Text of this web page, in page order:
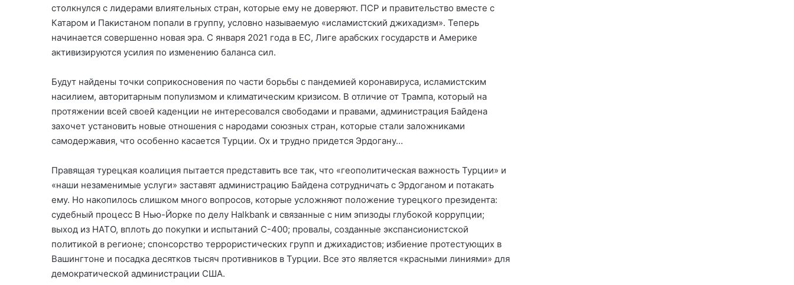
столкнулся с лидерами влиятельных стран, которые ему не доверяют. ПСР и правительство вместе с
Катаром и Пакистаном попали в группу, условно называемую «исламистский джихадизм». Теперь
начинается совершенно новая эра. С января 2021 года в ЕС, Лиге арабских государств и Америке
активизируются усилия по изменению баланса сил.
Будут найдены точки соприкосновения по части борьбы с пандемией коронавируса, исламистским
насилием, авторитарным популизмом и климатическим кризисом. В отличие от Трампа, который на
протяжении всей своей каденции не интересовался свободами и правами, администрация Байдена
захочет установить новые отношения с народами союзных стран, которые стали заложниками
самодержавия, что особенно касается Турции. Ох и трудно придется Эрдогану…
Правящая турецкая коалиция пытается представить все так, что «геополитическая важность Турции» и
«наши незаменимые услуги» заставят администрацию Байдена сотрудничать с Эрдоганом и потакать
ему. Но накопилось слишком много вопросов, которые усложняют положение турецкого президента:
судебный процесс В Нью-Йорке по делу Halkbank и связанные с ним эпизоды глубокой коррупции;
выход из НАТО, вплоть до покупки и испытаний С-400; провалы, созданные экспансионистской
политикой в регионе; спонсорство террористических групп и джихадистов; избиение протестующих в
Вашингтоне и посадка десятков тысяч противников в Турции. Все это является «красными линиями» для
демократической администрации США.